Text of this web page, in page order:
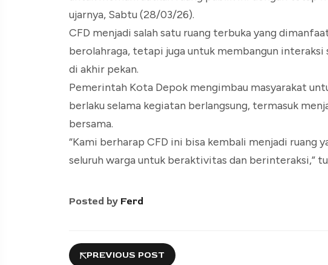
ujarnya, Sabtu (28/03/26).
CFD menjadi salah satu ruang terbuka yang
berolahraga, tetapi juga untuk membangun interaksi
di akhir pekan.
Pemerintah Kota Depok mengimbau masyarakat
berlaku selama kegiatan berlangsung, termasuk
bersama.
“Kami berharap CFD ini bisa kembali menjadi ruang
seluruh warga untuk beraktivitas dan berinteraksi,”
Posted by Ferd
PREVIOUS POST